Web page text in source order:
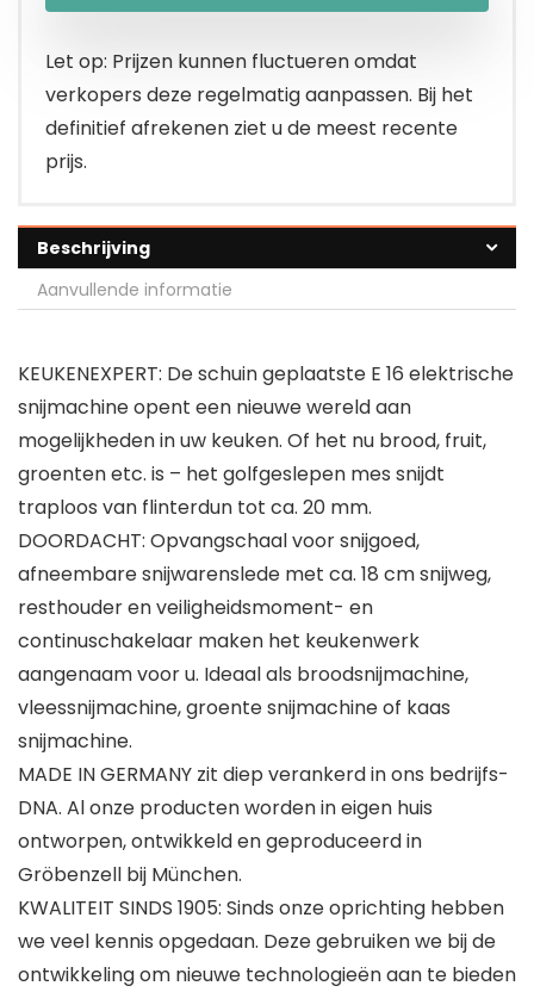
Let op: Prijzen kunnen fluctueren omdat
verkopers deze regelmatig aanpassen. Bij het
definitief afrekenen ziet u de meest recente
prijs.
Beschrijving
Aanvullende informatie
KEUKENEXPERT: De schuin geplaatste E 16 elektrische
snijmachine opent een nieuwe wereld aan
mogelijkheden in uw keuken. Of het nu brood, fruit,
groenten etc. is – het golfgeslepen mes snijdt
traploos van flinterdun tot ca. 20 mm.
DOORDACHT: Opvangschaal voor snijgoed,
afneembare snijwarenslede met ca. 18 cm snijweg,
resthouder en veiligheidsmoment- en
continuschakelaar maken het keukenwerk
aangenaam voor u. Ideaal als broodsnijmachine,
vleessnijmachine, groente snijmachine of kaas
snijmachine.
MADE IN GERMANY zit diep verankerd in ons bedrijfs-
DNA. Al onze producten worden in eigen huis
ontworpen, ontwikkeld en geproduceerd in
Gröbenzell bij München.
KWALITEIT SINDS 1905: Sinds onze oprichting hebben
we veel kennis opgedaan. Deze gebruiken we bij de
ontwikkeling om nieuwe technologieën aan te bieden